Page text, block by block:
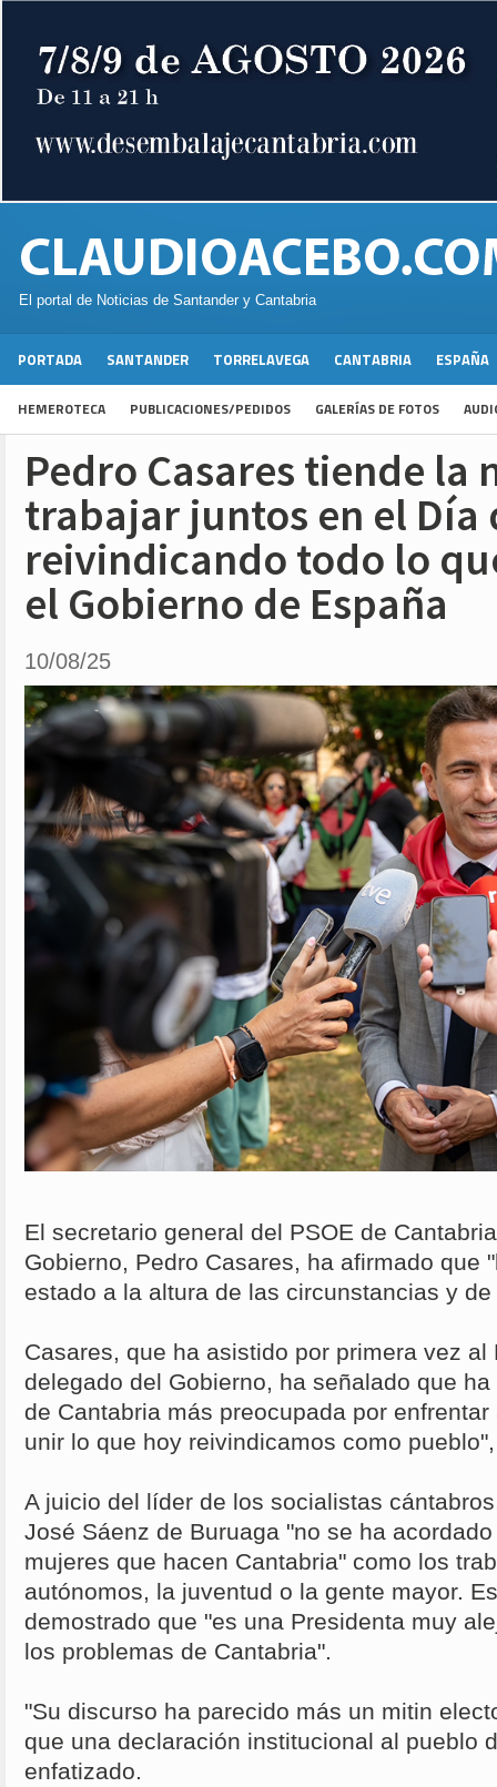
El portal de Noticias de Santander y Cantabria
PORTADA SANTANDER TORRELAVEGA CANTABRIA ESPAÑA
HEMEROTECA PUBLICACIONES/PEDIDOS GALERÍAS DE FOTOS
Pedro Casares tiende la
trabajar juntos en el Día
reivindicando todo lo
el Gobierno de España
10/08/25
El secretario general del PSOE de
Gobierno, Pedro Casares, ha afirmado que
estado a la altura de las circunstancias y
Casares, que ha asistido por primera vez
delegado del Gobierno, ha señalado que
de Cantabria más preocupada por
unir lo que hoy reivindicamos como
A juicio del líder de los socialistas
José Sáenz de Buruaga "no se ha
mujeres que hacen Cantabria" como los
autónomos, la juventud o la gente mayor.
demostrado que "es una Presidenta muy
los problemas de Cantabria".
"Su discurso ha parecido más un mitin
que una declaración institucional al pueblo
enfatizado.